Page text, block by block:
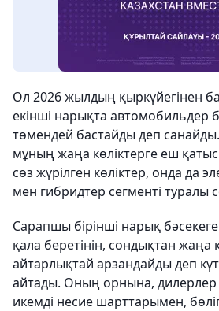
Ол 2026 жылдың қыркүйегінен
екінші нарықта автомобильдер
төмендей бастайды деп
мұның жаңа көліктерге еш
сөз жүрілген көліктер, онда да
мен гибридтер сегменті туралы
Сарапшы бірінші нарық бәсекеге
қала беретінін, сондықтан жаңа
айтарлықтай арзандайды деп
айтады. Оның орнына,
икемді несие шарттарымен,